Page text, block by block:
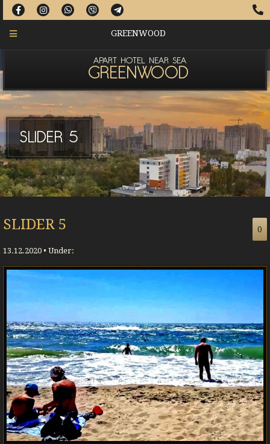
GREENWOOD
APART HOTEL NEAR SEA
GREENWOOD
SLIDER 5
SLIDER 5
13.12.2020 • Under:
0